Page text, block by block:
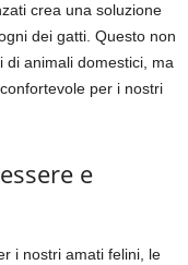
crea una soluzione
dei gatti. Questo non
animali domestici, ma
per i nostri
e
i nostri amati felini, le